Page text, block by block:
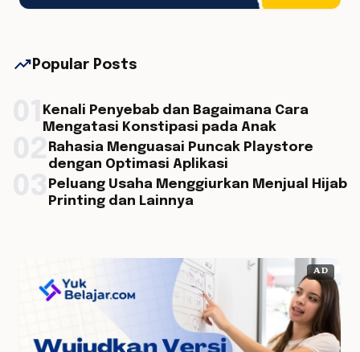
trending_up Popular Posts
Kenali Penyebab dan Bagaimana Cara
Mengatasi Konstipasi pada Anak
Rahasia Menguasai Puncak Playstore
dengan Optimasi Aplikasi
Peluang Usaha Menggiurkan Menjual Hijab
Printing dan Lainnya
AD